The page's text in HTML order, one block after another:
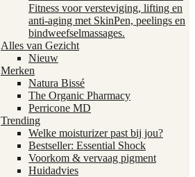
Fitness voor versteviging, lifting en
anti-aging met SkinPen, peelings en
bindweefselmassages.
Alles van Gezicht
Nieuw
Merken
Natura Bissé
The Organic Pharmacy
Perricone MD
Trending
Welke moisturizer past bij jou?
Bestseller: Essential Shock
Voorkom & vervaag pigment
Huidadvies